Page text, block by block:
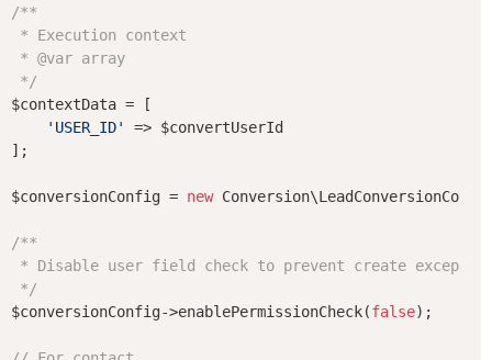
/**
* Execution context
* @var array
*/
$contextData = [
'USER_ID'
=> $convertUserId
];
$conversionConfig = new
/**
* Disable user field check to prevent create
*/
$conversionConfig->enablePermissionCheck(false);